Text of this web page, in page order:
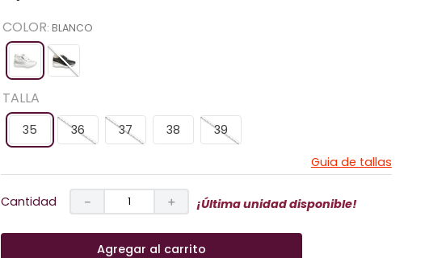
COLOR: BLANCO
TALLA
35 36 37 38
39
Guia de tallas
Cantidad ＋
－ ¡Última unidad disponible!
Agregar al carrito